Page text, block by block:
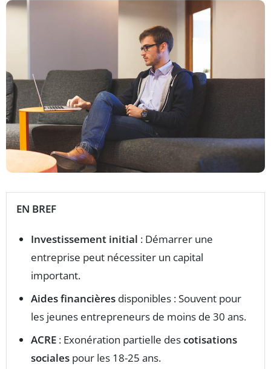
EN BREF
Investissement initial : Démarrer une
entreprise peut nécessiter un capital
important.
Aides financières disponibles : Souvent pour
les jeunes entrepreneurs de moins de 30 ans.
ACRE : Exonération partielle descotisations
sociales pour les 18-25 ans.